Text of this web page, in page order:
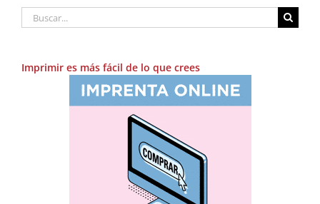
Buscar:
Imprimir es más fácil de lo que crees